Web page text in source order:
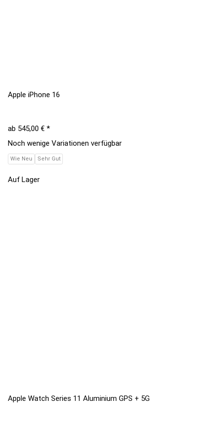
Apple iPhone 16
ab 545,00 € *
Noch wenige Variationen verfügbar
Wie Neu Sehr Gut
Auf Lager
Apple Watch Series 11 Aluminium GPS + 5G